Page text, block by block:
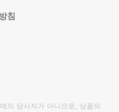
침
의 당사자가 아니므로, 상품의